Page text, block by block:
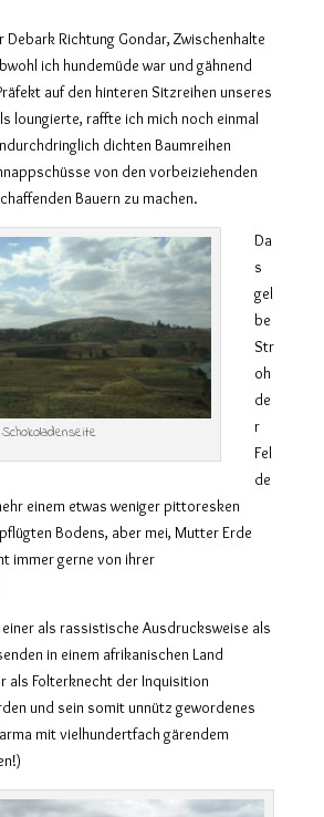
Debark Richtung Gondar, Zwischenhalte
ich hundemüde war und gähnend
auf den hinteren Sitzreihen unseres
loungierte, raffte ich mich noch einmal
dichten Baumreihen
von den vorbeiziehenden
Bauern zu machen.
Schokoladenseite
Da
s
gel
be
Str
oh
de
r
Fel
de
einem etwas weniger pittoresken
Bodens, aber mei, Mutter Erde
immer gerne von ihrer
als rassistische Ausdrucksweise als
in einem afrikanischen Land
als Folterknecht der Inquisition
und sein somit unnütz gewordenes
mit vielhundertfach gärendem